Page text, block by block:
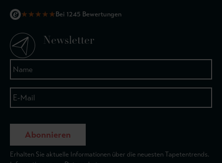
★★★★★Bei 1245 Bewertungen
Newsletter
Abonnieren
Erhalten Sie aktuelle Informationen über die neuesten Tapetentrends.